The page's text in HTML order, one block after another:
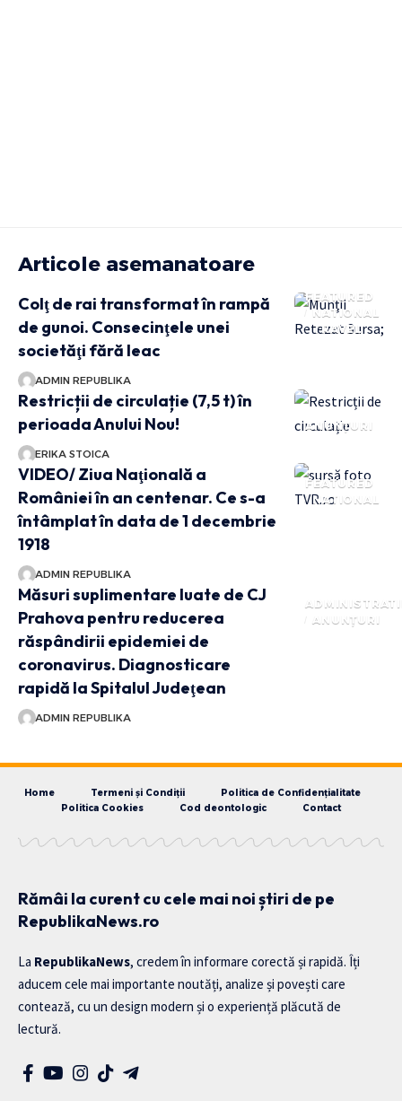
Articole asemanatoare
FEATURED
NATIONAL
TRAVEL
Colţ de rai transformat în rampă
de gunoi. Consecinţele unei
societăţi fără leac
ADMIN REPUBLIKA
ANUNȚURI
Restricții de circulație (7,5 t) în
perioada Anului Nou!
ERIKA STOICA
FEATURED
NATIONAL
VIDEO/ Ziua Naţională a
României în an centenar. Ce s-a
întâmplat în data de 1 decembrie
1918
ADMIN REPUBLIKA
ANUNȚURI
Măsuri suplimentare luate de CJ
Prahova pentru reducerea
răspândirii epidemiei de
coronavirus. Diagnosticare
rapidă la Spitalul Judeţean
ADMIN REPUBLIKA
Home Termeni și Condiții
Politica de Confidențialitate
Politica Cookies
Cod deontologic Contact
Rămâi la curent cu cele mai noi știri de pe
RepublikaNews.ro
La RepublikaNews, credem în informare corectă și rapidă. Îți
aducem cele mai importante noutăți, analize și povești care
contează, cu un design modern și o experiență plăcută de
lectură.